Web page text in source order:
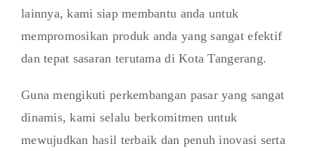
lainnya, kami siap membantu anda untuk
mempromosikan produk anda yang sangat efektif
dan tepat sasaran terutama di Kota Tangerang.
Guna mengikuti perkembangan pasar yang sangat
dinamis, kami selalu berkomitmen untuk
mewujudkan hasil terbaik dan penuh inovasi serta